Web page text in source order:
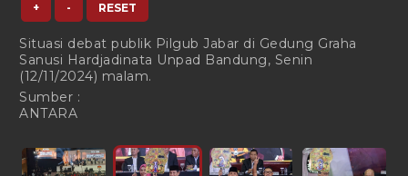
+ - RESET
Situasi debat publik Pilgub Jabar di Gedung Graha
Sanusi Hardjadinata Unpad Bandung, Senin
(12/11/2024) malam.
Sumber :
ANTARA